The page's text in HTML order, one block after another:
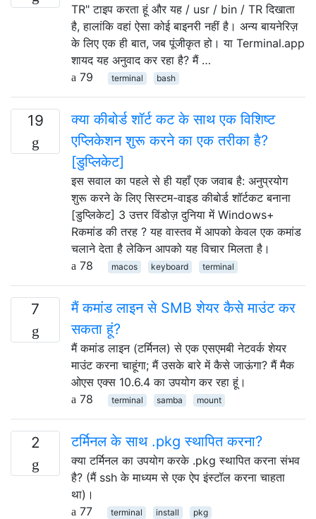
TR" टाइप करता हूं और यह / usr / bin / TR दिखाता
है, हालांकि वहां ऐसा कोई बाइनरी नहीं है। अन्य बायनेरिज़
के लिए एक ही बात, जब पूंजीकृत हो। या Terminal.app
शायद यह अनुवाद कर रहा है? मैं …
79
terminal bash
19
क्या कीबोर्ड शॉर्ट कट के साथ एक विशिष्ट
एप्लिकेशन शुरू करने का एक तरीका है?
[डुप्लिकेट]
इस सवाल का पहले से ही यहाँ एक जवाब है: अनुप्रयोग
शुरू करने के लिए सिस्टम-वाइड कीबोर्ड शॉर्टकट बनाना
[डुप्लिकेट] 3 उत्तर विंडोज़ दुनिया में Windows+
Rकमांड की तरह ? यह वास्तव में आपको केवल एक कमांड
चलाने देता है लेकिन आपको यह विचार मिलता है।
78
macos keyboard terminal
7
मैं कमांड लाइन से SMB शेयर कैसे माउंट कर
सकता हूं?
मैं कमांड लाइन (टर्मिनल) से एक एसएमबी नेटवर्क शेयर
माउंट करना चाहूंगा; मैं उसके बारे में कैसे जाऊंगा? मैं मैक
ओएस एक्स 10.6.4 का उपयोग कर रहा हूं।
78
terminal samba mount
2 टर्मिनल के साथ .pkg स्थापित करना?
क्या टर्मिनल का उपयोग करके .pkg स्थापित करना संभव
है? (मैं ssh के माध्यम से एक ऐप इंस्टॉल करना चाहता
था)।
77
terminal install pkg